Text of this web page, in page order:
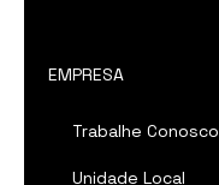
EMPRESA
Trabalhe Conosco
Unidade Local